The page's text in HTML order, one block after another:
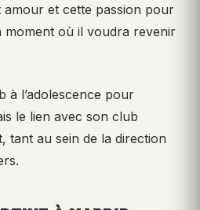
amour et cette passion pour
où il voudra revenir
à l’adolescence pour
le lien avec son club
tant au sein de la direction